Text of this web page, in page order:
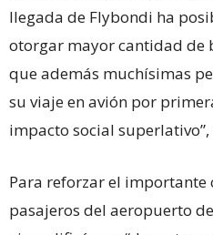
llegada de Flybondi ha
otorgar mayor cantidad de
que además muchísimas
su viaje en avión por
impacto social
Para reforzar el importante
pasajeros del aeropuerto